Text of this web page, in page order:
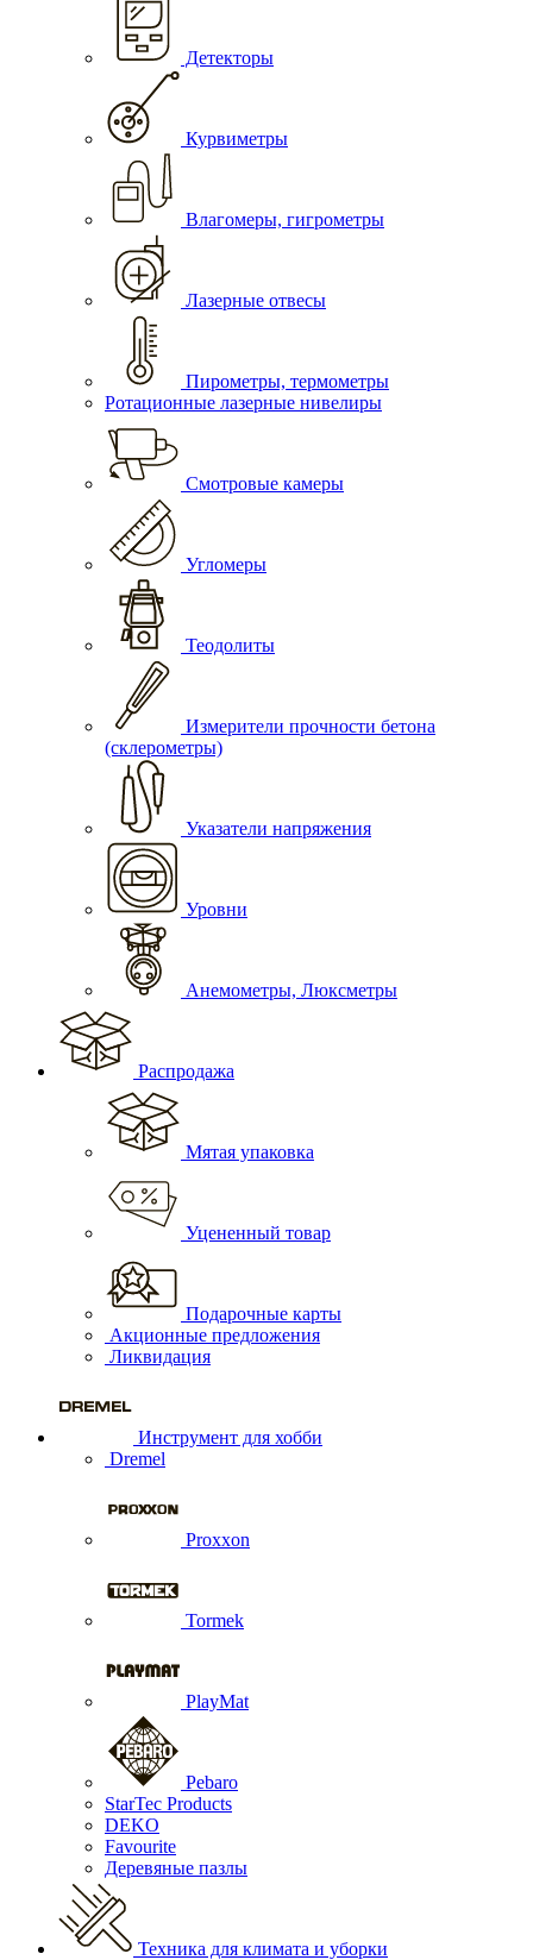
Детекторы
Курвиметры
Влагомеры, гигрометры
Лазерные отвесы
Пирометры, термометры
Ротационные лазерные нивелиры
Смотровые камеры
Угломеры
Теодолиты
Измерители прочности бетона
(склерометры)
Указатели напряжения
Уровни
Анемометры, Люксметры
Распродажа
Мятая упаковка
Уцененный товар
Подарочные карты
Акционные предложения
Ликвидация
Инструмент для хобби
Dremel
Proxxon
Tormek
PlayMat
Pebaro
StarTec Products
DEKO
Favourite
Деревяные пазлы
Техника для климата и уборки